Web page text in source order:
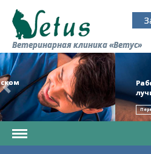
Ветеринарная клиника «Ветус»
Работаем с 2006 года 24/
лучшее рядом
Перейти